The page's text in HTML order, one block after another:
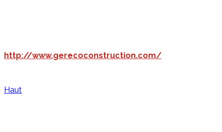
http://www.gerecoconstruction.com/
Haut